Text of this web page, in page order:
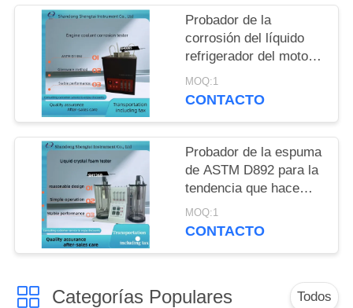
Probador de la
corrosión del líquido
refrigerador del motor
de ASTM D1384
equipado del
MOQ:1
CONTACTO
Probador de la espuma
de ASTM D892 para la
tendencia que hace
espuma de medición/el
aceite lubricante de
MOQ:1
CONTACTO
Categorías Populares Todos